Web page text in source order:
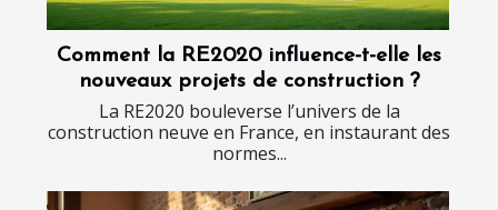
Comment la RE2020 influence-t-elle les
nouveaux projets de construction ?
La RE2020 bouleverse l’univers de la
construction neuve en France, en instaurant des
normes...